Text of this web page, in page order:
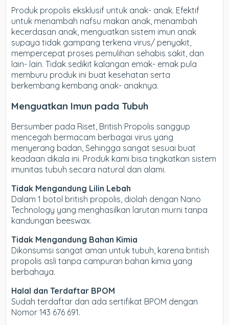
Produk propolis eksklusif untuk anak- anak. Efektif
untuk menambah nafsu makan anak, menambah
kecerdasan anak, menguatkan sistem imun anak
supaya tidak gampang terkena virus/ penyakit,
mempercepat proses pemulihan sehabis sakit, dan
lain- lain. Tidak sedikit kalangan emak- emak pula
memburu produk ini buat kesehatan serta
berkembang kembang anak- anaknya.
Menguatkan Imun pada Tubuh
Bersumber pada Riset, British Propolis sanggup
mencegah bermacam berbagai virus yang
menyerang badan, Sehingga sangat sesuai buat
keadaan dikala ini. Produk kami bisa tingkatkan sistem
imunitas tubuh secara natural dan alami.
Tidak Mengandung Lilin Lebah
Dalam 1 botol british propolis, diolah dengan Nano
Technology yang menghasilkan larutan murni tanpa
kandungan beeswax.
Tidak Mengandung Bahan Kimia
Dikonsumsi sangat aman untuk tubuh, karena british
propolis asli tanpa campuran bahan kimia yang
berbahaya.
Halal dan Terdaftar BPOM
Sudah terdaftar dan ada sertifikat BPOM dengan
Nomor 143 676 691.